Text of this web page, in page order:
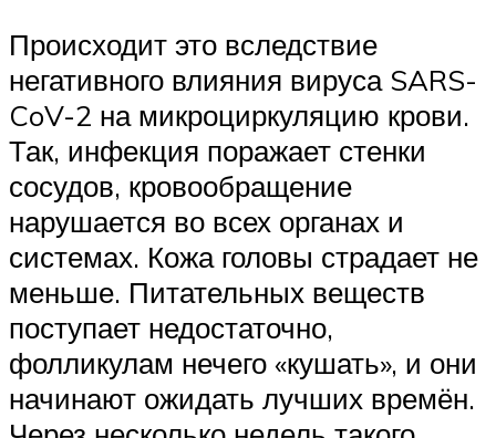
Происходит это вследствие
негативного влияния вируса SARS-
CoV-2 на микроциркуляцию крови.
Так, инфекция поражает стенки
сосудов, кровообращение
нарушается во всех органах и
системах. Кожа головы страдает не
меньше. Питательных веществ
поступает недостаточно,
фолликулам нечего «кушать», и они
начинают ожидать лучших времён.